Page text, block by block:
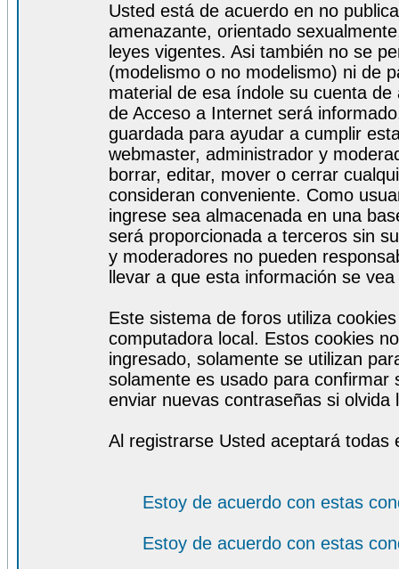
Usted está de acuerdo en no
amenazante, orientado
leyes vigentes. Asi también no se
(modelismo o no modelismo) ni de
material de esa índole su cuenta
de Acceso a Internet será
guardada para ayudar a cumplir
webmaster, administrador y
borrar, editar, mover o cerrar
consideran conveniente. Como
ingrese sea almacenada en una
será proporcionada a terceros sin
y moderadores no pueden
llevar a que esta información se
Este sistema de foros utiliza
computadora local. Estos cookies
ingresado, solamente se utilizan
solamente es usado para
enviar nuevas contraseñas si olvida
Al registrarse Usted aceptará todas
Estoy de acuerdo con estas
Estoy de acuerdo con estas